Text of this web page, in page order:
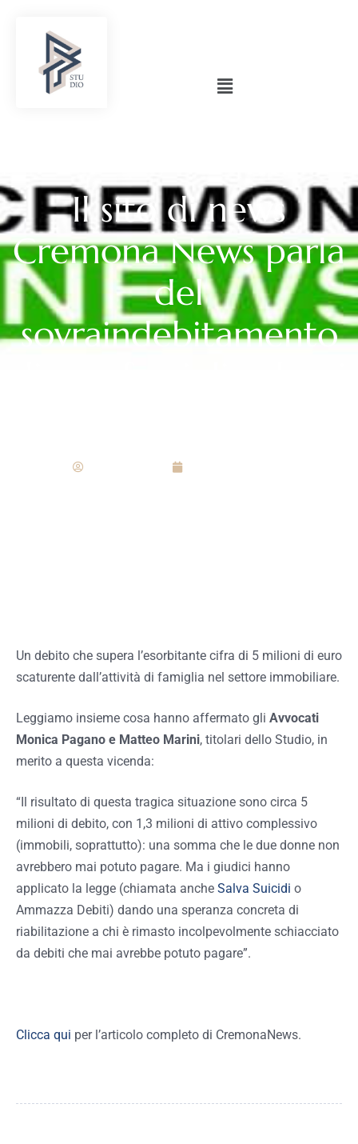
Il sito di news
Cremona News parla
del
sovraindebitamento
Un debito che supera l’esorbitante cifra di 5 milioni di euro
scaturente dall’attività di famiglia nel settore immobiliare.
Leggiamo insieme cosa hanno affermato gli Avvocati
Monica Pagano e Matteo Marini, titolari dello Studio, in
merito a questa vicenda:
“Il risultato di questa tragica situazione sono circa 5
milioni di debito, con 1,3 milioni di attivo complessivo
(immobili, soprattutto): una somma che le due donne non
avrebbero mai potuto pagare. Ma i giudici hanno
applicato la legge (chiamata anche Salva Suicidi o
Ammazza Debiti) dando una speranza concreta di
riabilitazione a chi è rimasto incolpevolmente schiacciato
da debiti che mai avrebbe potuto pagare”.
Clicca qui per l’articolo completo di CremonaNews.